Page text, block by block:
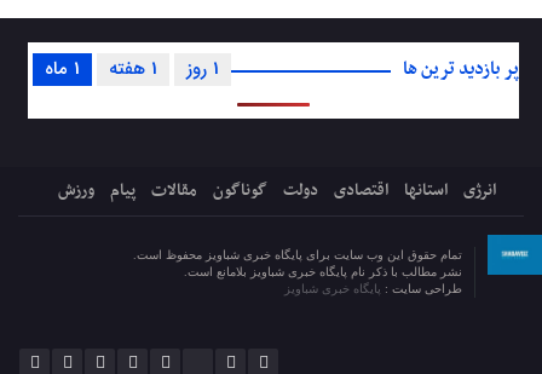
پر بازدید ترین ها 1 ماه 1 هفته 1 روز
انرژی استانها اقتصادی دولت گوناگون مقالات پیام ورزش
تمام حقوق این وب سایت برای پایگاه خبری شباویز محفوظ است.
نشر مطالب با ذکر نام پایگاه خبری شباویز بلامانع است.
طراحی سایت : پایگاه خبری شباویز